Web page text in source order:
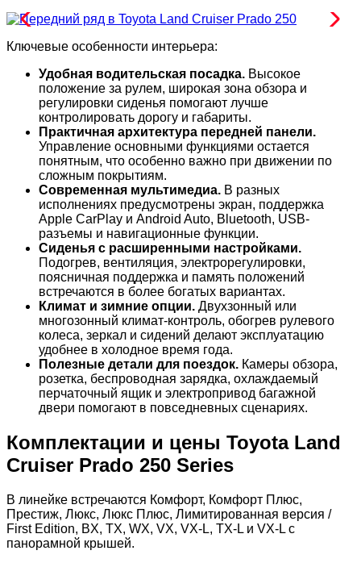
Ключевые особенности интерьера:
Удобная водительская посадка. Высокое
положение за рулем, широкая зона обзора и
регулировки сиденья помогают лучше
контролировать дорогу и габариты.
Практичная архитектура передней панели.
Управление основными функциями остается
понятным, что особенно важно при движении по
сложным покрытиям.
Современная мультимедиа. В разных
исполнениях предусмотрены экран, поддержка
Apple CarPlay и Android Auto, Bluetooth, USB-
разъемы и навигационные функции.
Сиденья с расширенными настройками.
Подогрев, вентиляция, электрорегулировки,
поясничная поддержка и память положений
встречаются в более богатых вариантах.
Климат и зимние опции. Двухзонный или
многозонный климат-контроль, обогрев рулевого
колеса, зеркал и сидений делают эксплуатацию
удобнее в холодное время года.
Полезные детали для поездок. Камеры обзора,
розетка, беспроводная зарядка, охлаждаемый
перчаточный ящик и электропривод багажной
двери помогают в повседневных сценариях.
Комплектации и цены Toyota Land
Cruiser Prado 250 Series
В линейке встречаются Комфорт, Комфорт Плюс,
Престиж, Люкс, Люкс Плюс, Лимитированная версия /
First Edition, BX, TX, WX, VX, VX-L, TX-L и VX-L с
панорамной крышей.